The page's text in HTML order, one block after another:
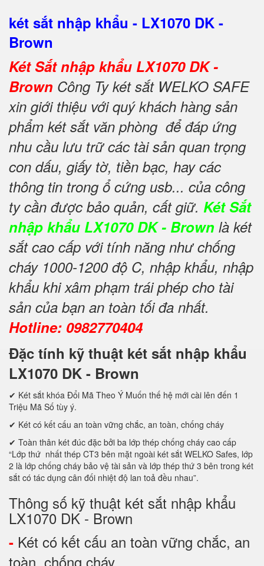
két sắt nhập khẩu - LX1070 DK -
Brown
Két Sắt nhập khẩu LX1070 DK -
Brown Công Ty két sắt WELKO SAFE
xin giới thiệu với quý khách hàng sản
phẩm két sắt văn phòng để đáp ứng
nhu cầu lưu trữ các tài sản quan trọng
con dấu, giấy tờ, tiền bạc, hay các
thông tin trong ổ cứng usb... của công
ty cần được bảo quản, cất giữ. Két Sắt
nhập khẩu LX1070 DK - Brown là két
sắt cao cấp với tính năng như chống
cháy 1000-1200 độ C, nhập khẩu, nhập
khẩu khi xâm phạm trái phép cho tài
sản của bạn an toàn tối đa nhất.
Hotline: 0982770404
Đặc tính kỹ thuật két sắt nhập khẩu
LX1070 DK - Brown
✔ Két sắt khóa Đổi Mã Theo Ý Muốn thế hệ mới cài lên đến 1
Triệu Mã Số tùy ý.
✔ Két có kết cấu an toàn vững chắc, an toàn, chống cháy
✔ Toàn thân két đúc đặc bởi ba lớp thép chống cháy cao cấp
“Lớp thứ nhất thép CT3 bên mặt ngoài két sắt WELKO Safes, lớp
2 là lớp chống cháy bảo vệ tài sản và lớp thép thứ 3 bên trong két
sắt có tác dụng cân đối nhiệt độ lan toả đều nhau”.
Thông số kỹ thuật két sắt nhập khẩu
LX1070 DK - Brown
- Két có kết cấu an toàn vững chắc, an
toàn, chống cháy